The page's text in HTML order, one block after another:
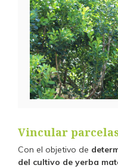
Vincular
Con el objetivo de
del cultivo de yerba